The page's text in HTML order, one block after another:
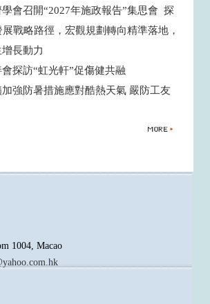
會召開“2027年施政報告”集思會 探
展戰略路徑，宏觀規劃轉向精準落地，
長動力
探訪“虹光軒”促傷健共融
強防暑措施應對酷熱天氣 嚴防工友
1004, Macao